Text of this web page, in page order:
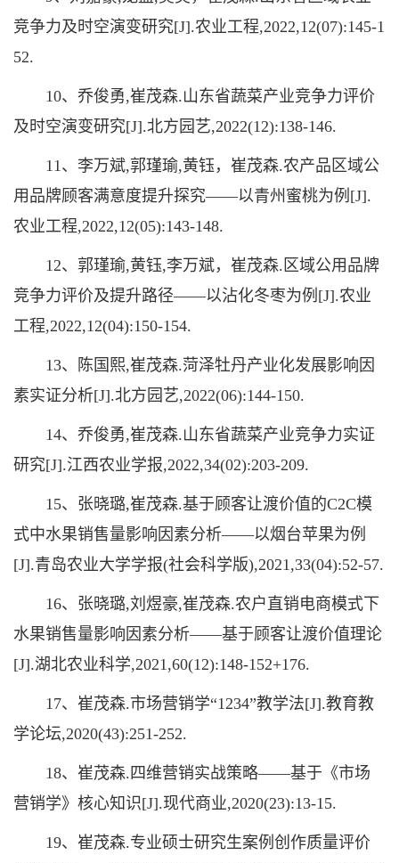
竞争力及时空演变研究[J].农业工程,2022,12(07):145-1
52.
10、乔俊勇,崔茂森.山东省蔬菜产业竞争力评价
及时空演变研究[J].北方园艺,2022(12):138-146.
11、李万斌,郭瑾瑜,黄钰，崔茂森.农产品区域公
用品牌顾客满意度提升探究——以青州蜜桃为例[J].
农业工程,2022,12(05):143-148.
12、郭瑾瑜,黄钰,李万斌，崔茂森.区域公用品牌
竞争力评价及提升路径——以沾化冬枣为例[J].农业
工程,2022,12(04):150-154.
13、陈国熙,崔茂森.菏泽牡丹产业化发展影响因
素实证分析[J].北方园艺,2022(06):144-150.
14、乔俊勇,崔茂森.山东省蔬菜产业竞争力实证
研究[J].江西农业学报,2022,34(02):203-209.
15、张晓璐,崔茂森.基于顾客让渡价值的C2C模
式中水果销售量影响因素分析——以烟台苹果为例
[J].青岛农业大学学报(社会科学版),2021,33(04):52-57.
16、张晓璐,刘煜豪,崔茂森.农户直销电商模式下
水果销售量影响因素分析——基于顾客让渡价值理论
[J].湖北农业科学,2021,60(12):148-152+176.
17、崔茂森.市场营销学“1234”教学法[J].教育教
学论坛,2020(43):251-252.
18、崔茂森.四维营销实战策略——基于《市场
营销学》核心知识[J].现代商业,2020(23):13-15.
19、崔茂森.专业硕士研究生案例创作质量评价